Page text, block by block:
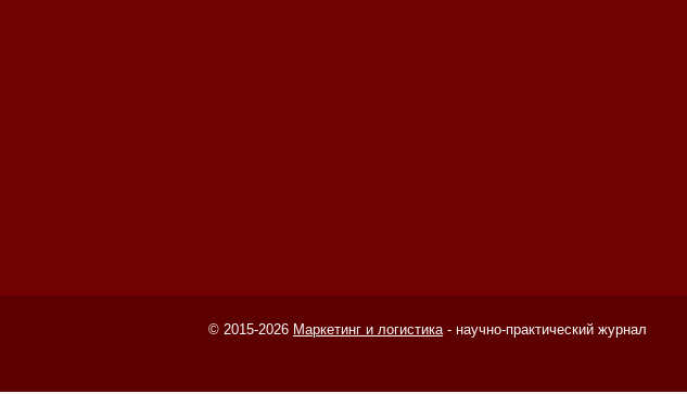
© 2015-2026 Маркетинг и логистика- научно-практический журнал